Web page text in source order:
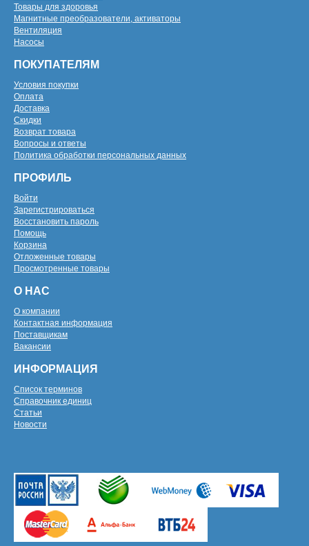
Товары для здоровья
Магнитные преобразователи, активаторы
Вентиляция
Насосы
ПОКУПАТЕЛЯМ
Условия покупки
Оплата
Доставка
Скидки
Возврат товара
Вопросы и ответы
Политика обработки персональных данных
ПРОФИЛЬ
Войти
Зарегистрироваться
Восстановить пароль
Помощь
Корзина
Отложенные товары
Просмотренные товары
О НАС
О компании
Контактная информация
Поставщикам
Вакансии
ИНФОРМАЦИЯ
Список терминов
Справочник единиц
Статьи
Новости